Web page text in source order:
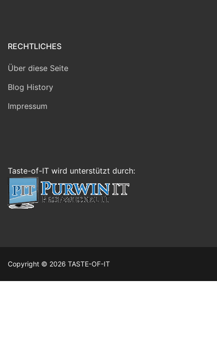
RECHTLICHES
Über diese Seite
Blog History
Impressum
Taste-of-IT wird unterstützt durch:
Copyright © 2026 TASTE-OF-IT